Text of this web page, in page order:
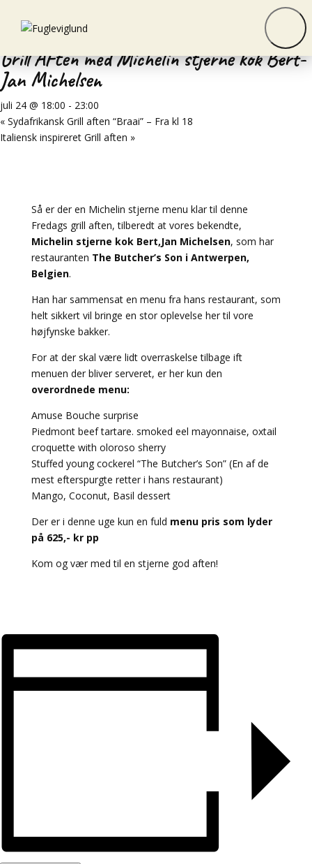
« Alle Begivenheder
Grill AFten med Michelin stjerne kok Bert-
Jan Michelsen
juli 24 @ 18:00 - 23:00
« Sydafrikansk Grill aften “Braai” – Fra kl 18
Italiensk inspireret Grill aften »
Så er der en Michelin stjerne menu klar til denne
Fredags grill aften, tilberedt at vores bekendte,
Michelin stjerne kok Bert,Jan Michelsen, som har
restauranten The Butcher’s Son i Antwerpen,
Belgien.
Han har sammensat en menu fra hans restaurant, som
helt sikkert vil bringe en stor oplevelse her til vore
højfynske bakker.
For at der skal være lidt overraskelse tilbage ift
menuen der bliver serveret, er her kun den
overordnede menu:
Amuse Bouche surprise
Piedmont beef tartare. smoked eel mayonnaise, oxtail
croquette with oloroso sherry
Stuffed young cockerel “The Butcher’s Son” (En af de
mest efterspurgte retter i hans restaurant)
Mango, Coconut, Basil dessert
Der er i denne uge kun en fuld menu pris som lyder
på 625,- kr pp
Kom og vær med til en stjerne god aften!